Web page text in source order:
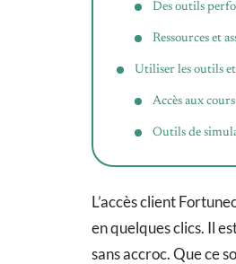
Des outils
Ressources et
Utiliser les outils
Accès aux
Outils de
L’accès client
en quelques clics. Il
sans accroc. Que ce